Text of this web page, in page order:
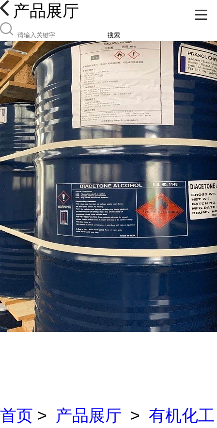
产品展厅
搜索
首页 > 产品展厅 > 有机化工